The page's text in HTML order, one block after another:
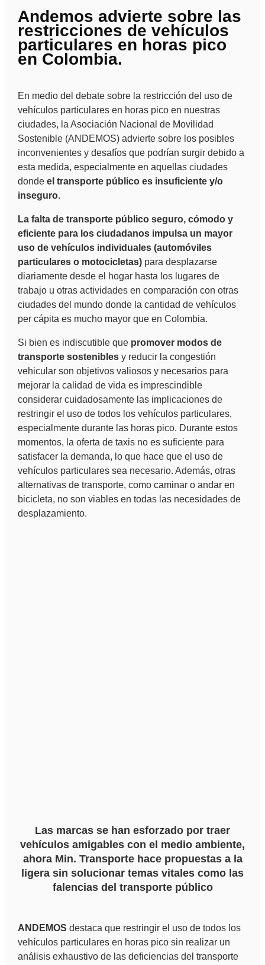
Andemos advierte sobre las
restricciones de vehículos
particulares en horas pico
en Colombia.
En medio del debate sobre la restricción del uso de
vehículos particulares en horas pico en nuestras
ciudades, la Asociación Nacional de Movilidad
Sostenible (ANDEMOS) advierte sobre los posibles
inconvenientes y desafíos que podrían surgir debido a
esta medida, especialmente en aquellas ciudades
donde el transporte público es insuficiente y/o
inseguro.
La falta de transporte público seguro, cómodo y
eficiente para los ciudadanos impulsa un mayor
uso de vehículos individuales (automóviles
particulares o motocicletas)para desplazarse
diariamente desde el hogar hasta los lugares de
trabajo u otras actividades en comparación con otras
ciudades del mundo donde la cantidad de vehículos
per cápita es mucho mayor que en Colombia.
Si bien es indiscutible que promover modos de
transporte sosteniblesy reducir la congestión
vehicular son objetivos valiosos y necesarios para
mejorar la calidad de vida es imprescindible
considerar cuidadosamente las implicaciones de
restringir el uso de todos los vehículos particulares,
especialmente durante las horas pico. Durante estos
momentos, la oferta de taxis no es suficiente para
satisfacer la demanda, lo que hace que el uso de
vehículos particulares sea necesario. Además, otras
alternativas de transporte, como caminar o andar en
bicicleta, no son viables en todas las necesidades de
desplazamiento.
Las marcas se han esforzado por traer
vehículos amigables con el medio ambiente,
ahora Min. Transporte hace propuestas a la
ligera sin solucionar temas vitales como las
falencias del transporte público
ANDEMOS destaca que restringir el uso de todos los
vehículos particulares en horas pico sin realizar un
análisis exhaustivo de las deficiencias del transporte